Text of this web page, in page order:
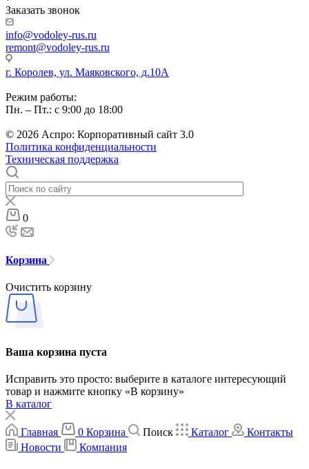
Заказать звонок
info@vodoley-rus.ru
remont@vodoley-rus.ru
г. Королев, ул. Маяковского, д.10А
Режим работы:
Пн. – Пт.: с 9:00 до 18:00
© 2026 Аспро: Корпоративный сайт 3.0
Политика конфиденциальности
Техническая поддержка
0
Корзина
Очистить корзину
Ваша корзина пуста
Исправить это просто: выберите в каталоге интересующий
товар и нажмите кнопку «В корзину»
В каталог
Главная 0 Корзина Поиск Каталог
Контакты
Новости
Компания